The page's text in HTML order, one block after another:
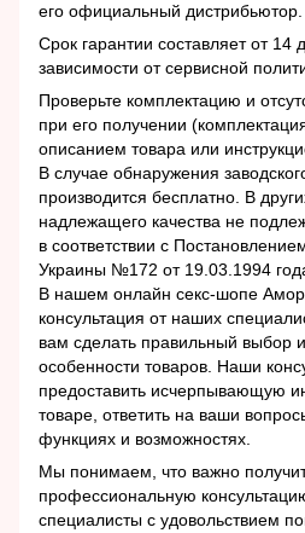
его официальный дистрибьютор.
Срок гарантии составляет от 14
зависимости от сервисной
Проверьте комплектацию и
при его получении
описанием товара или
В случае обнаружения
производится бесплатно. В
надлежащего качества не
в соответствии с
Украины №172 от 19.03.1994
В нашем онлайн секс-шопе Амор
консультация от наших
вам сделать правильный выбор
особенности товаров. Наши
предоставить исчерпывающую
товаре, ответить на ваши
функциях и возможностях.
Мы понимаем, что важно
профессиональную
специалисты с удовольствием